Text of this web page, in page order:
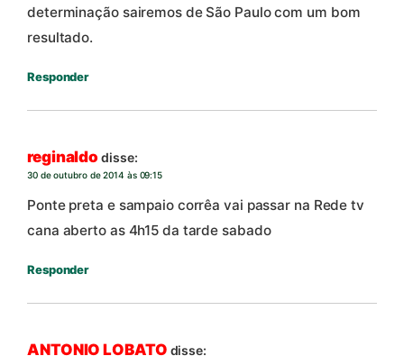
determinação sairemos de São Paulo com um bom
resultado.
Responder
reginaldo disse:
30 de outubro de 2014 às 09:15
Ponte preta e sampaio corrêa vai passar na Rede tv
cana aberto as 4h15 da tarde sabado
Responder
ANTONIO LOBATO disse: